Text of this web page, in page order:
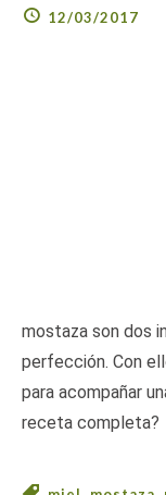
12/03/2017
mostaza son dos
perfección. Con
para acompañar
receta completa?